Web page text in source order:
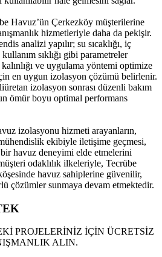
Havuz’ün Çerkezköy müşterilerine
hizmetleriyle daha da pekişir.
analizi yapılır; su sıcaklığı, iç
sıklığı gibi parametreler
ve uygulama yöntemi optimize
en uygun izolasyon çözümü belirlenir.
izolasyon sonrası düzenli bakım
ömür boyu optimal performans
izolasyonu hizmeti arayanların,
ekibiyle iletişime geçmesi,
havuz deneyimi elde etmelerini
odaklılık ilkeleriyle, Tecrübe
havuz sahiplerine güvenilir,
çözümler sunmaya devam etmektedir.
PROJELERİNİZ İÇİN ÜCRETSİZ
ALIN.